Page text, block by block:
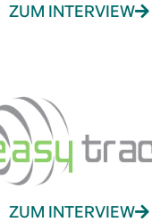
ZUM INTERVIEW
ZUM INTERVIEW